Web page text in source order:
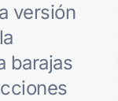
versión
barajas